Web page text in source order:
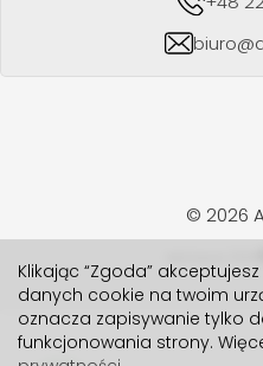
© 2026
Klikając “Zgoda”
danych cookie na twoim
oznacza zapisywanie tylko
funkcjonowania strony.